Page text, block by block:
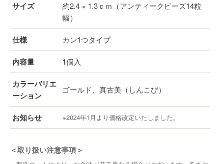
サイズ
約2.4 × 1.3ｃｍ（アンティークビーズ14粒
幅）
仕様 カン1つタイプ
内容量 1個入
カラーバリエ
ーション
ゴールド、真古美（しんこび）
お知らせ ※2024年1月より価格改定いたしました。
＜取り扱い注意事項＞